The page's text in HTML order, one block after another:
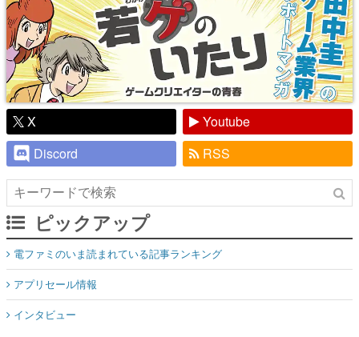
X
Youtube
Discord
RSS
ピックアップ
電ファミのいま読まれている記事ランキング
アプリセール情報
インタビュー